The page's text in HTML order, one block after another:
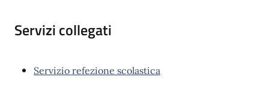
Servizi collegati
Servizio refezione scolastica